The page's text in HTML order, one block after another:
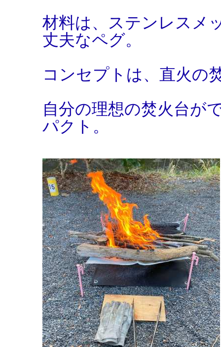
材料は、ステンレスメ
丈夫なペグ。
コンセプトは、直火の
自分の理想の焚火台
パクト。